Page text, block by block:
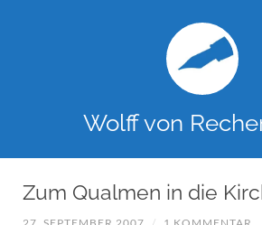
Wolff von
Zum Qualmen in die